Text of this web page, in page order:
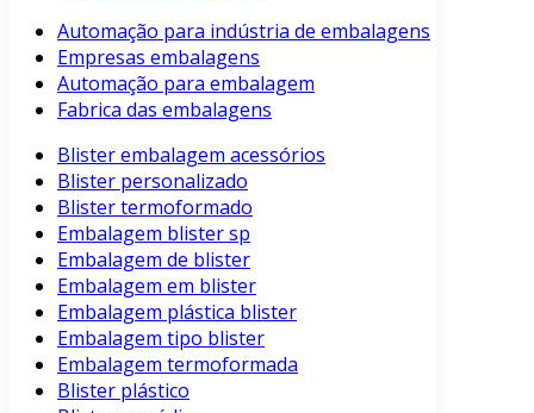
Automação para indústria de embalagens
Empresas embalagens
Automação para embalagem
Fabrica das embalagens
Blister embalagem acessórios
Blister personalizado
Blister termoformado
Embalagem blister sp
Embalagem de blister
Embalagem em blister
Embalagem plástica blister
Embalagem tipo blister
Embalagem termoformada
Blister plástico